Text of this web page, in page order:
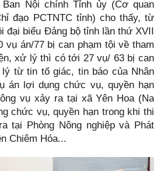
Nội chính Tỉnh ủy (Cơ quan
đạo PCTNTC tỉnh) cho thấy, từ
đại biểu Đảng bộ tỉnh lần thứ XVII
vụ án/77 bị can phạm tội về tham
xử lý thì có tới 27 vụ/ 63 bị can
từ tin tố giác, tin báo của Nhân
án lợi dụng chức vụ, quyền hạn
vụ xảy ra tại xã Yên Hoa (Na
chức vụ, quyền hạn trong khi thi
tại Phòng Nông nghiệp và Phát
Chiêm Hóa...